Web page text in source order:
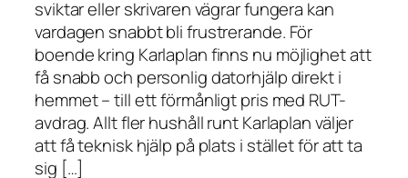
sviktar eller skrivaren vägrar fungera kan
vardagen snabbt bli frustrerande. För
boende kring Karlaplan finns nu möjlighet att
få snabb och personlig datorhjälp direkt i
hemmet – till ett förmånligt pris med RUT-
avdrag. Allt fler hushåll runt Karlaplan väljer
att få teknisk hjälp på plats i stället för att ta
sig […]